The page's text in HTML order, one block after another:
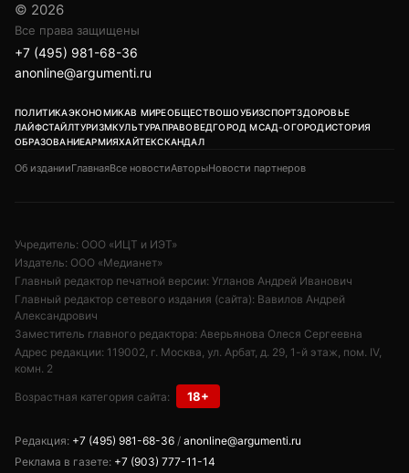
© 2026
Все права защищены
+7 (495) 981-68-36
anonline@argumenti.ru
ПОЛИТИКАЭКОНОМИКАВ МИРЕОБЩЕСТВОШОУБИЗСПОРТЗДОРОВЬЕ
ЛАЙФСТАЙЛТУРИЗМКУЛЬТУРАПРАВОВЕДГОРОД МСАД-ОГОРОДИСТОРИЯ
ОБРАЗОВАНИЕАРМИЯХАЙТЕКСКАНДАЛ
Об изданииГлавнаяВсе новостиАвторыНовости партнеров
Учредитель: ООО «ИЦТ и ИЭТ»
Издатель: ООО «Медианет»
Главный редактор печатной версии: Угланов Андрей Иванович
Главный редактор сетевого издания (сайта): Вавилов Андрей
Александрович
Заместитель главного редактора: Аверьянова Олеся Сергеевна
Адрес редакции: 119002, г. Москва, ул. Арбат, д. 29, 1-й этаж, пом. IV,
комн. 2
Возрастная категория сайта: 18+
Редакция: +7 (495) 981-68-36 / anonline@argumenti.ru
Реклама в газете: +7 (903) 777-11-14